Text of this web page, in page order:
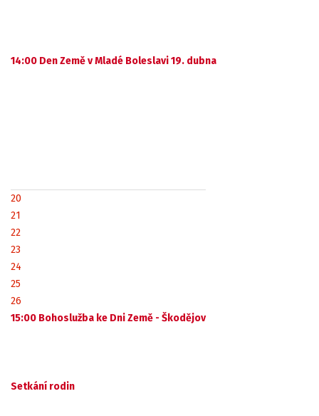
14:00 Den Země v Mladé Boleslavi 19. dubna
20
21
22
23
24
25
26
15:00 Bohoslužba ke Dni Země - Škodějov
Setkání rodin